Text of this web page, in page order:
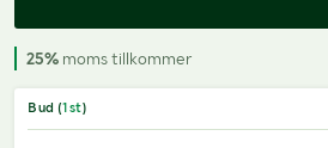
25% moms tillkommer
Bud (1st)